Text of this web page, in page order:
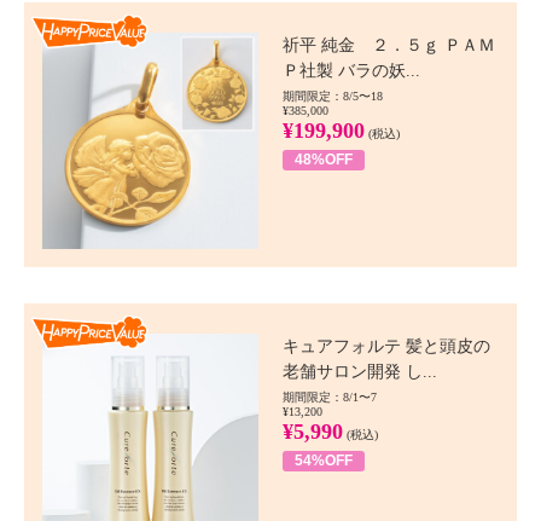
祈平 純金 ２．５ｇ ＰＡＭ
Ｐ社製 バラの妖...
期間限定：8/5〜18
¥385,000
¥199,900 (税込)
48%OFF
キュアフォルテ 髪と頭皮の
老舗サロン開発 し...
期間限定：8/1〜7
¥13,200
¥5,990 (税込)
54%OFF